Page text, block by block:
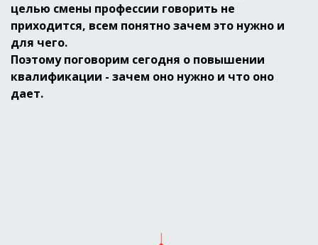
целью смены профессии говорить не
приходится, всем понятно зачем это нужно и
для чего.
Поэтому поговорим сегодня о повышении
квалификации - зачем оно нужно и что оно
дает.